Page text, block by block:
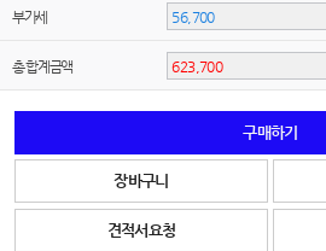
부가세
총 합계금액
구매하기
장바구니
견적서요청